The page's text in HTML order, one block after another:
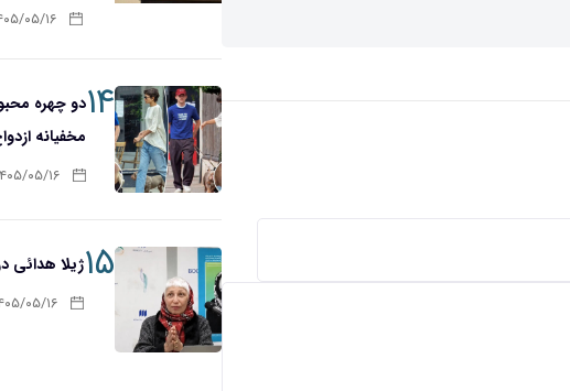
۱۴۰۵/۰۵/۱۶
۱۴دو چهره
مخفیانه
۱۴۰۵/۰۵/۱۶
۱۵ژیلا هدائی
۱۴۰۵/۰۵/۱۶